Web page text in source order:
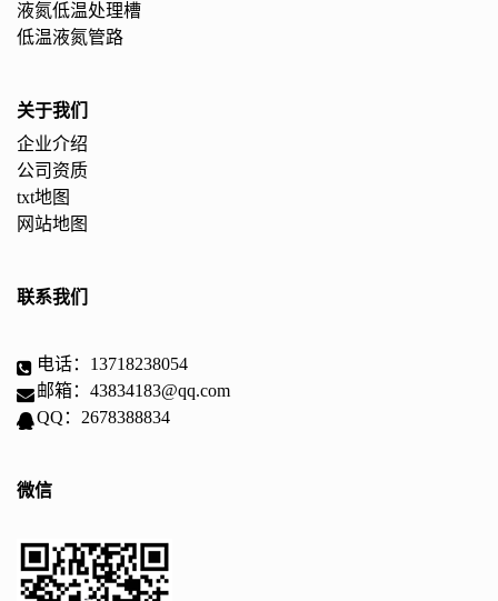
液氮低温处理槽
低温液氮管路
关于我们
企业介绍
公司资质
txt地图
网站地图
联系我们
电话：13718238054
邮箱：43834183@qq.com
QQ：2678388834
微信